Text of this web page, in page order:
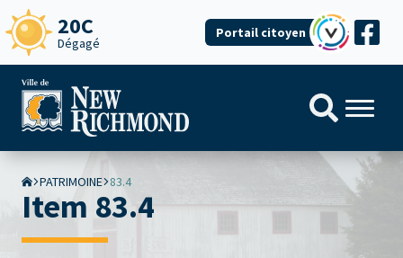
20C
Dégagé
Portail citoyen
PATRIMOINE 83.4
Item 83.4